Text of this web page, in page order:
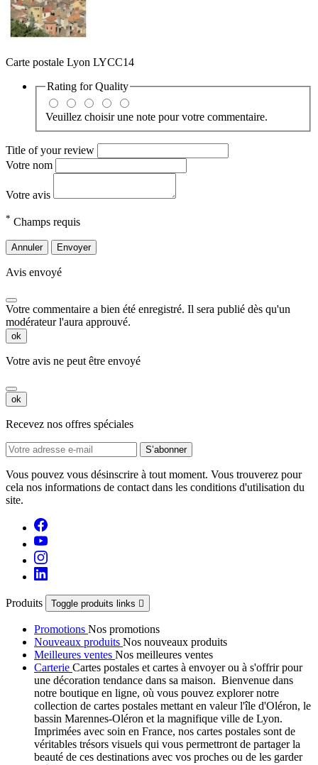
Carte postale Lyon LYCC14
Rating forQuality
Veuillez choisir une note pour votre commentaire.
Title of your review
Votre nom
Votre avis
* Champs requis
Annuler Envoyer
Avis envoyé
Votre commentaire a bien été enregistré. Il sera publié dès qu'un
modérateur l'aura approuvé.
ok
Votre avis ne peut être envoyé
ok
Recevez nos offres spéciales
Vous pouvez vous désinscrire à tout moment. Vous trouverez pour
cela nos informations de contact dans les conditions d'utilisation du
site.
Produits Toggle produits links 
Promotions Nos promotions
Nouveaux produits Nos nouveaux produits
Meilleures ventes Nos meilleures ventes
Carterie Cartes postales et cartes à envoyer ou à s'offrir pour
une décoration tendance dans sa maison. Bienvenue dans
notre boutique en ligne, où vous pouvez explorer notre
collection de cartes postales mettant en valeur l'île d'Oléron, le
bassin Marennes-Oléron et la magnifique ville de Lyon.
Imprimées avec soin en France, nos cartes postales sont de
véritables trésors visuels qui vous permettront de partager la
beauté de ces destinations avec vos proches ou de les garder